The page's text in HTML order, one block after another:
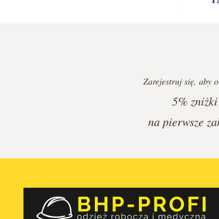
Zarejestruj się, aby
5% zniżki
na pierwsze